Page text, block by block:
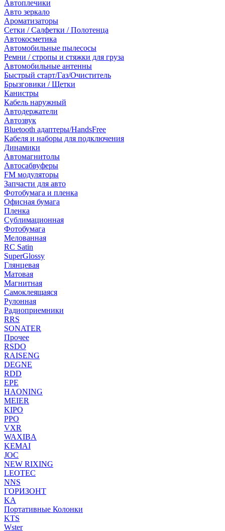
Автоплечики
Авто зеркало
Ароматизаторы
Сетки / Салфетки / Полотенца
Автокосметика
Автомобильные пылесосы
Ремни / стропы и стяжки для груза
Автомобильные антенны
Быстрый старт/Газ/Очиститель
Брызговики / Щетки
Канистры
Кабель наружный
Автодержатели
Автозвук
Bluetooth адаптеры/HandsFree
Кабеля и наборы для подключения
Динамики
Автомагнитолы
Автосабвуферы
FM модуляторы
Запчасти для авто
Фотобумага и пленка
Офисная бумага
Пленка
Сублимационная
Фотобумага
Мелованная
RC Satin
SuperGlossy
Глянцевая
Матовая
Магнитная
Самоклеящаяся
Рулонная
Радиоприемники
RRS
SONATER
Прочее
RSDO
RAISENG
DEGNE
RDD
EPE
HAONING
MEIER
KIPO
PPO
VXR
WAXIBA
KEMAI
JOC
NEW RIXING
LEOTEC
NNS
ГОРИЗОНТ
KA
Портативные Колонки
KTS
Wster